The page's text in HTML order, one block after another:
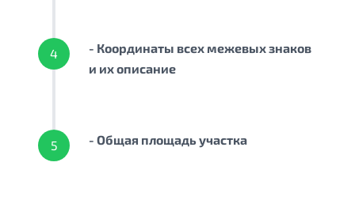
4
- Координаты всех межевых знаков
и их описание
5 - Общая площадь участка